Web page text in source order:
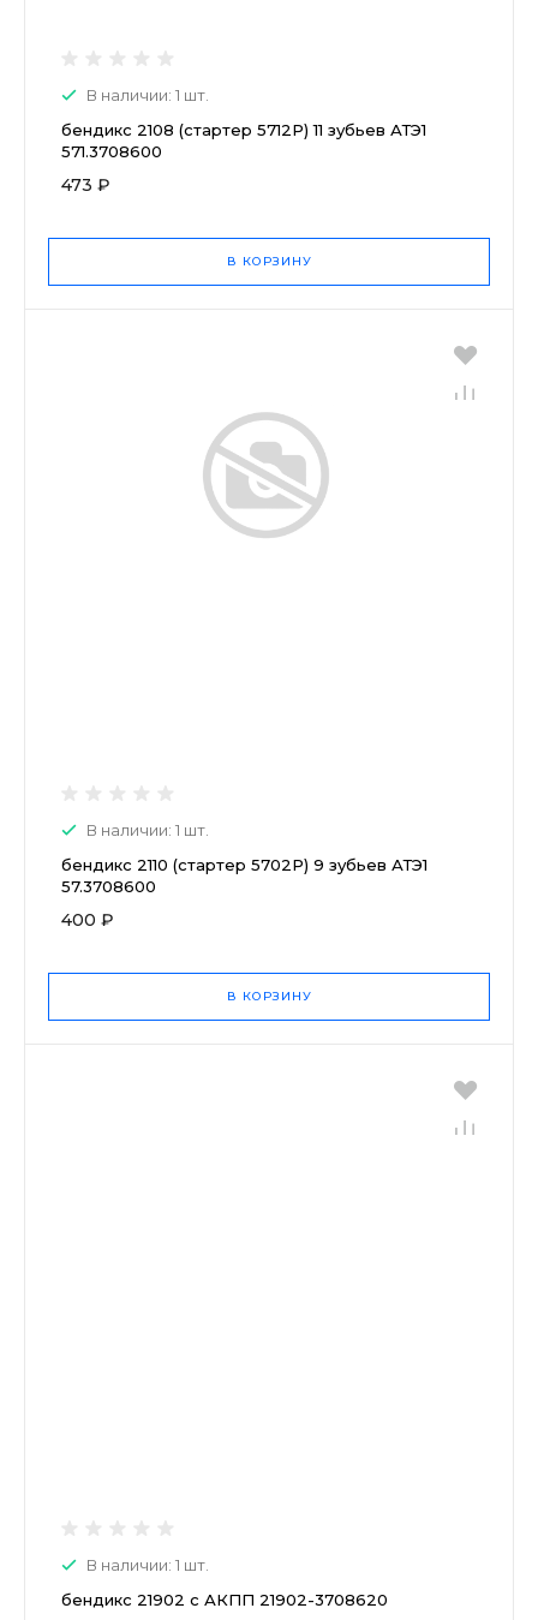
В наличии: 1 шт.
бендикс 2108 (стартер 5712Р) 11 зубьев АТЭ1
571.3708600
473 ₽
В КОРЗИНУ
В наличии: 1 шт.
бендикс 2110 (стартер 5702Р) 9 зубьев АТЭ1
57.3708600
400 ₽
В КОРЗИНУ
В наличии: 1 шт.
бендикс 21902 с АКПП 21902-3708620